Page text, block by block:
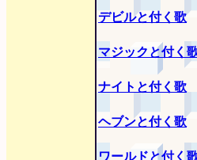
デビルと付く歌
マジックと付く
ナイトと付く歌
ヘブンと付く歌
ワールドと付く